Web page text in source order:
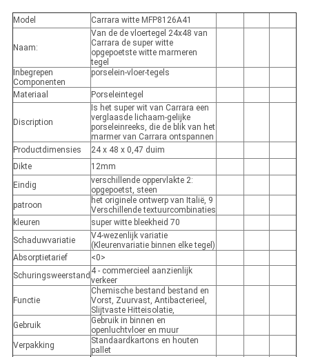
Model Carrara witte MFP8126A41
Naam:
Van de de vloertegel 24x48 van
Carrara de super witte
opgepoetste witte marmeren
tegel
Inbegrepen
Componenten
porselein-vloer-tegels
Materiaal Porseleintegel
Discription
Is het super wit van Carrara een
verglaasde lichaam-gelijke
porseleinreeks, die de blik van het
marmer van Carrara ontspannen
Productdimensies
24 x 48 x 0,47 duim
Dikte
12mm
Eindig
verschillende oppervlakte 2:
opgepoetst, steen
patroon
het originele ontwerp van Italië, 9
Verschillende textuurcombinaties
kleuren
super witte bleekheid 70
Schaduwvariatie
V4-wezenlijk variatie
(Kleurenvariatie binnen elke tegel)
Absorptietarief
<0>
Schuringsweerstand 4 - commercieel aanzienlijk
verkeer
Functie
Chemische bestand bestand en
Vorst, Zuurvast, Antibacterieel,
Slijtvaste Hitteisolatie,
Gebruik
Gebruik in binnen en
openluchtvloer en muur
Verpakking
Standaardkartons en houten
pallet